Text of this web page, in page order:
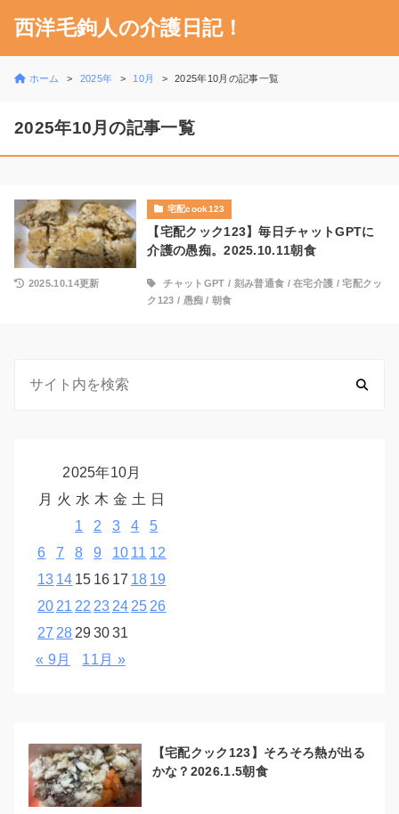
西洋毛鉤人の介護日記！
ホーム 2025年 10月 2025年10月の記事一覧
2025年10月の記事一覧
宅配cook123
【宅配クック123】毎日チャットGPTに
介護の愚痴。2025.10.11朝食
2025.10.14更新 チャットGPT / 刻み普通食 /在宅介護 /宅配クッ
ク123 / 愚痴 /朝食
2025年10月
月 火 水 木 金 土 日
1
2 3 4
5
6
7 8 9 10 11 12
13 14 15 16 17 18 19
20 21 22 23 24 25 26
27 28 293031
« 9月
11月 »
【宅配クック123】そろそろ熱が出る
かな？2026.1.5朝食